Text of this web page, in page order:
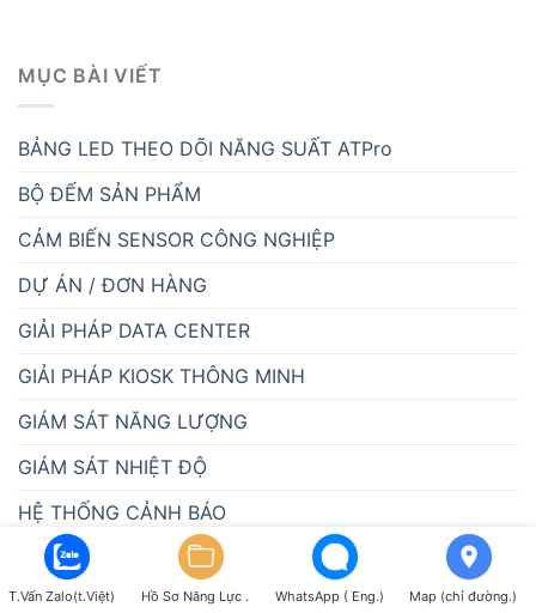
MỤC BÀI VIẾT
BẢNG LED THEO DÕI NĂNG SUẤT ATPro
BỘ ĐẾM SẢN PHẨM
CẢM BIẾN SENSOR CÔNG NGHIỆP
DỰ ÁN / ĐƠN HÀNG
GIẢI PHÁP DATA CENTER
GIẢI PHÁP KIOSK THÔNG MINH
GIÁM SÁT NĂNG LƯỢNG
GIÁM SÁT NHIỆT ĐỘ
HỆ THỐNG CẢNH BÁO
HỆ THỐNG GIÁM SÁT SẢN XUẤT – HỆ THỐNG ANDON
HỆ THỐNG THU THẬP DỮ LIỆU
T.Vấn Zalo(t.Việt) Hồ Sơ Năng Lực . WhatsApp ( Eng.) Map (chỉ đường.)